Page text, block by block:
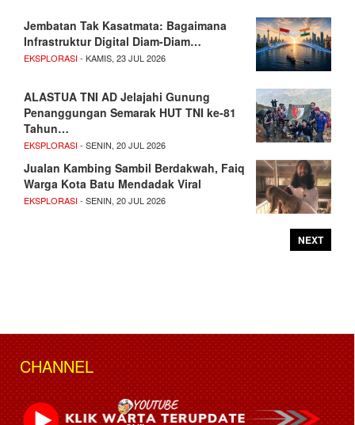
Jembatan Tak Kasatmata: Bagaimana
Infrastruktur Digital Diam-Diam…
EKSPLORASI- KAMIS, 23 JUL 2026
ALASTUA TNI AD Jelajahi Gunung
Penanggungan Semarak HUT TNI ke-81
Tahun…
EKSPLORASI- SENIN, 20 JUL 2026
Jualan Kambing Sambil Berdakwah, Faiq
Warga Kota Batu Mendadak Viral
EKSPLORASI- SENIN, 20 JUL 2026
NEXT
CHANNEL